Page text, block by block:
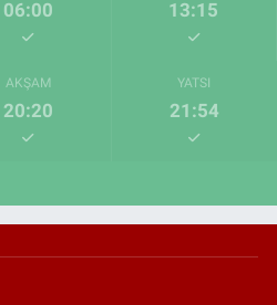
06:00 13:15
AKŞAM
20:20
YATSI
21:54